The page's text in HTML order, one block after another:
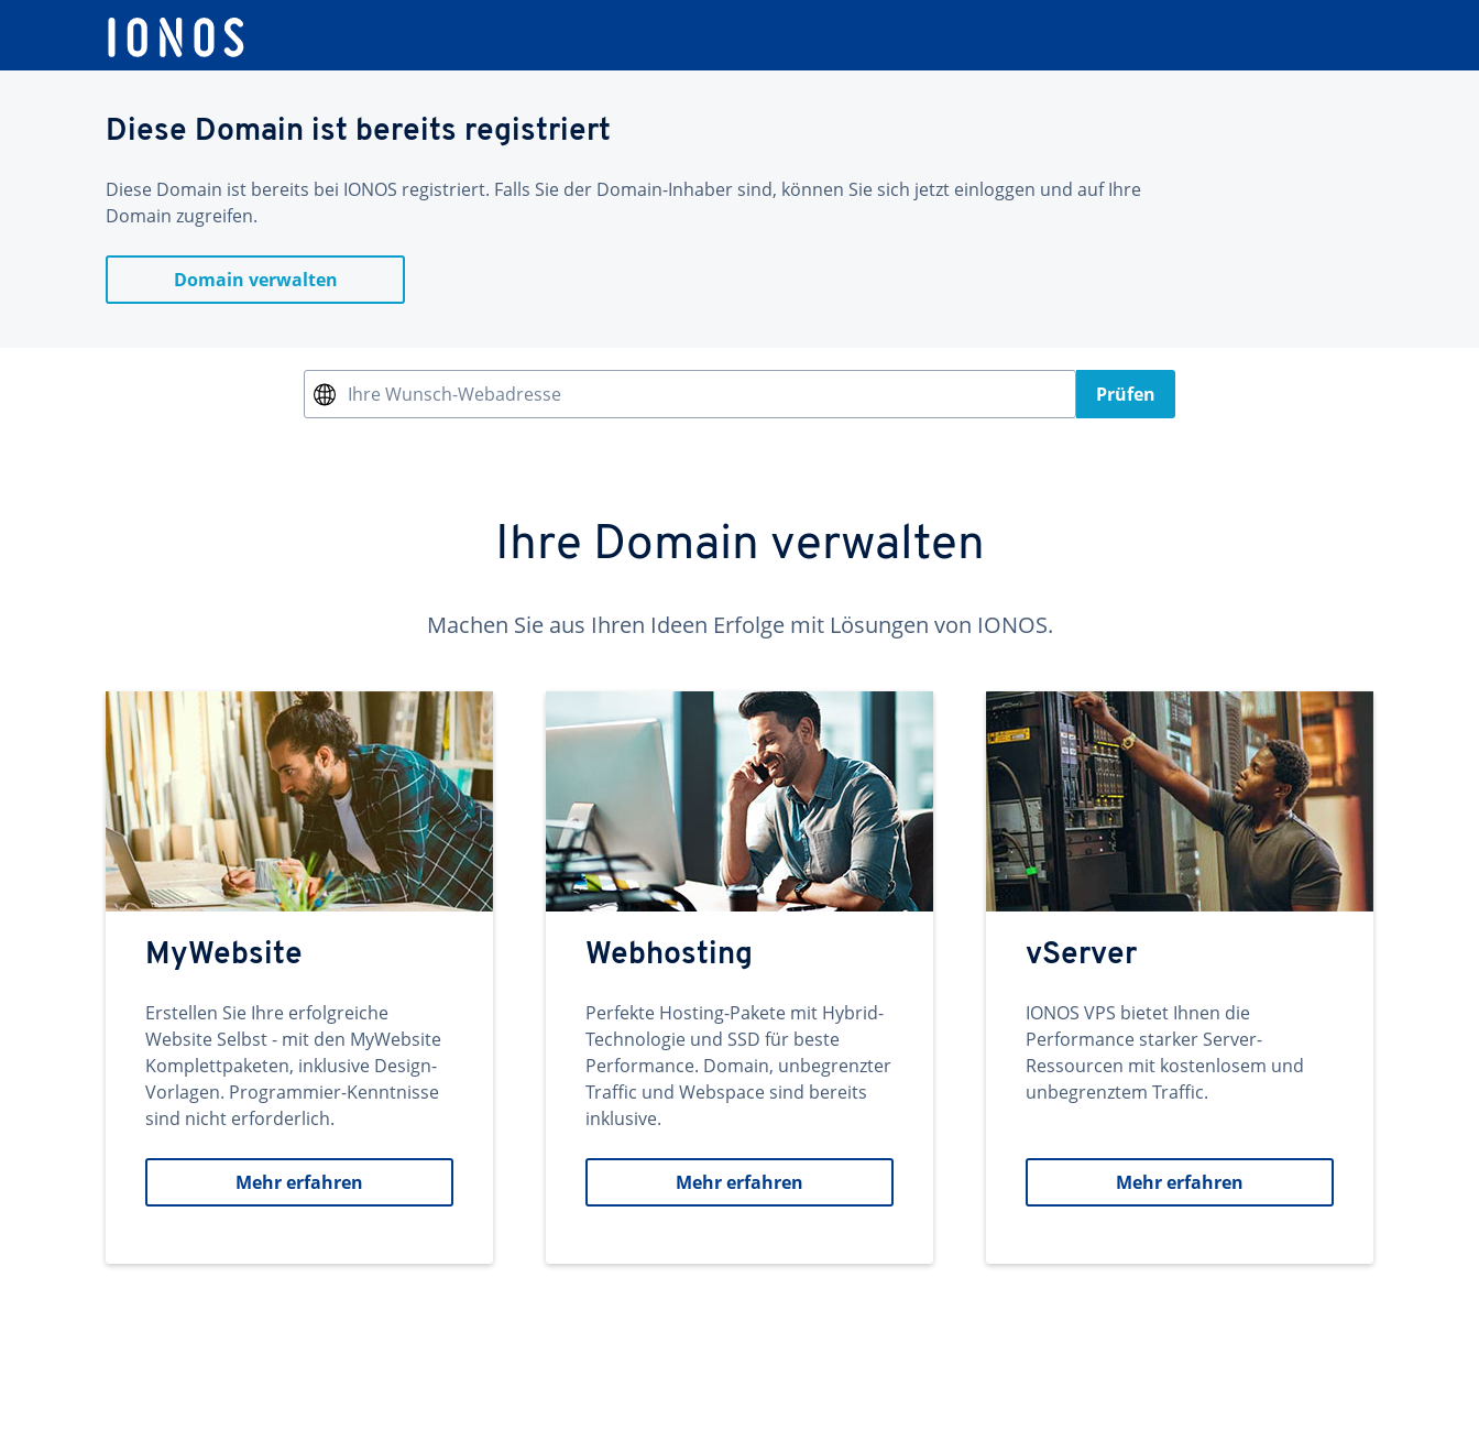
Diese Domain ist bereits registriert
Diese Domain ist bereits bei IONOS registriert. Falls Sie der Domain-Inhaber sind, können Sie sich jetzt einloggen und auf Ihre
Domain zugreifen.
Domain verwalten
Ihre Wunsch-Webadresse Prüfen
Ihre Domain verwalten
Machen Sie aus Ihren Ideen Erfolge mit Lösungen von IONOS.
MyWebsite
Erstellen Sie Ihre erfolgreiche
Website Selbst - mit den MyWebsite
Komplettpaketen, inklusive Design-
Vorlagen. Programmier-Kenntnisse
sind nicht erforderlich.
Mehr erfahren
Webhosting
Perfekte Hosting-Pakete mit Hybrid-
Technologie und SSD für beste
Performance. Domain, unbegrenzter
Traffic und Webspace sind bereits
inklusive.
Mehr erfahren
vServer
IONOS VPS bietet Ihnen die
Performance starker Server-
Ressourcen mit kostenlosem und
unbegrenztem Traffic.
Mehr erfahren